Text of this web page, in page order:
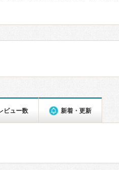
ビュー数 新着・更新